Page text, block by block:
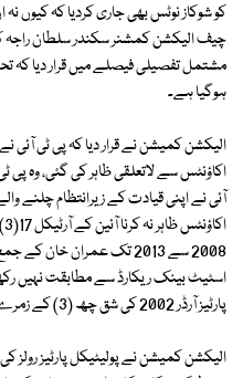
کو شوکاز نوٹس بھی جاری کردیا کہ کیوں
مشتمل تفصیلی فیصلے میں قرار دیا کہ
ہوگیا ہے۔
اکاؤنٹس سے لاتعلقی ظاہر کی گئی، وہ پی
2008 سے 2013 تک عمران
اسٹیٹ بینک ریکارڈ سے مطابقت نہیں
پارٹیز آرڈر 2002 کی شق چھ (3) کے زمرے میں آتا ہے۔